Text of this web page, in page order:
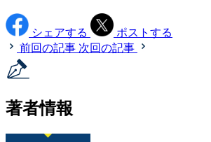
シェアする
ポストする
前回の記事 次回の記事
著者情報